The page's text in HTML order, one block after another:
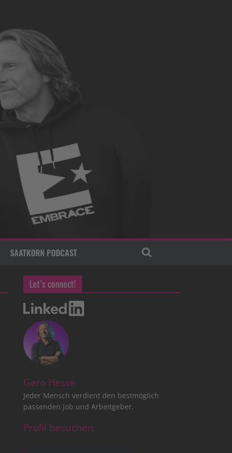
SAATKORN PODCAST
Let’s connect!
Gero Hesse
Jeder Mensch verdient den bestmöglich
passenden Job und Arbeitgeber.
Profil besuchen